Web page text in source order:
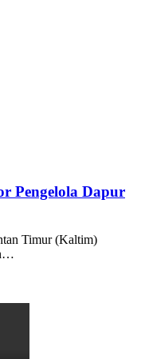
Pengelola Dapur
Timur (Kaltim)